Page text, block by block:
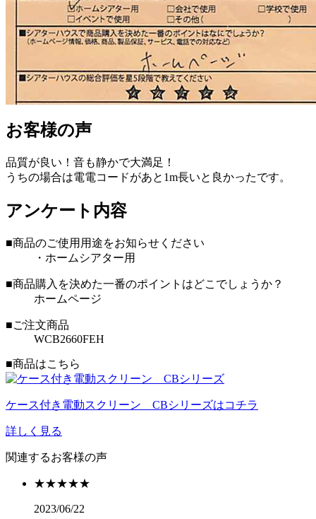
お客様の声
品質が良い！音も静かで大満足！
うちの場合は電電コードがあと1m長いと良かったです。
アンケート内容
■商品のご使用用途をお知らせください
・ホームシアター用
■商品購入を決めた一番のポイントはどこでしょうか？
ホームページ
■ご注文商品
WCB2660FEH
■商品はこちら
ケース付き電動スクリーン CBシリーズはコチラ
詳しく見る
関連するお客様の声
★★★★★
2023/06/22